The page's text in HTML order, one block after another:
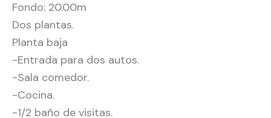
Fondo: 20.00m
Dos plantas.
Planta baja
-Entrada para dos autos.
-Sala comedor.
-Cocina.
-1/2 baño de visitas.